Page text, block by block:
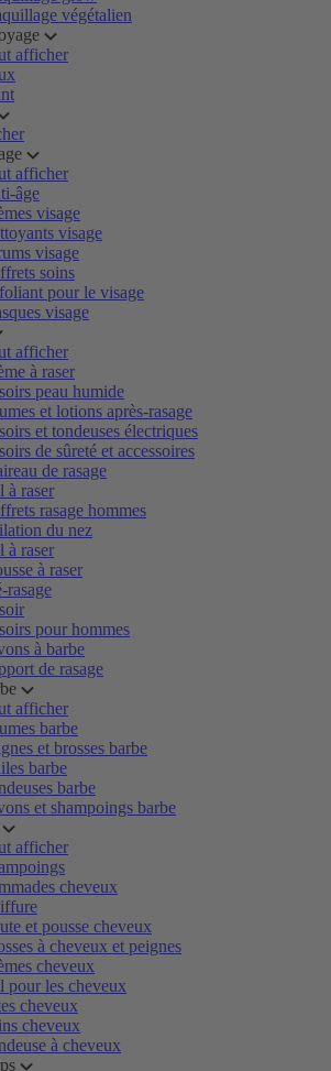
végétalien
afficher
afficher
âge
visage
visage
visage
soins
pour le visage
visage
afficher
à raser
peau humide
et lotions après-rasage
et tondeuses électriques
de sûreté et accessoires
de rasage
à raser
rasage hommes
du nez
à raser
à raser
rasage
pour hommes
à barbe
de rasage
afficher
barbe
et brosses barbe
barbe
barbe
et shampoings barbe
afficher
cheveux
et pousse cheveux
à cheveux et peignes
cheveux
pour les cheveux
cheveux
cheveux
à cheveux